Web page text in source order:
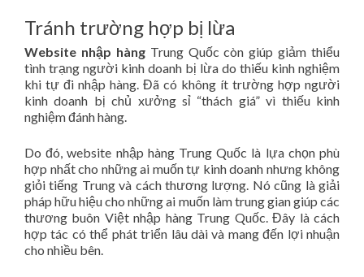
Tránh trường hợp bị lừa
Website nhập hàngTrung Quốc còn giúp giảm thiểu
tình trạng người kinh doanh bị lừa do thiếu kinh nghiệm
khi tự đi nhập hàng. Đã có không ít trường hợp người
kinh doanh bị chủ xưởng sỉ “thách giá” vì thiếu kinh
nghiệm đánh hàng.
Do đó, website nhập hàng Trung Quốc là lựa chọn phù
hợp nhất cho những ai muốn tự kinh doanh nhưng không
giỏi tiếng Trung và cách thương lượng. Nó cũng là giải
pháp hữu hiệu cho những ai muốn làm trung gian giúp các
thương buôn Việt nhập hàng Trung Quốc. Đây là cách
hợp tác có thể phát triển lâu dài và mang đến lợi nhuận
cho nhiều bên.